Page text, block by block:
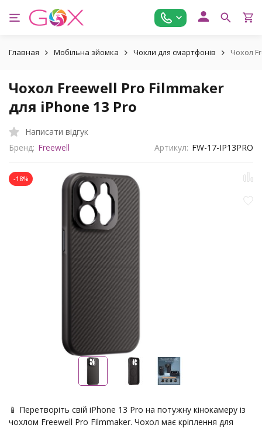
Главная Мобільна зйомка Чохли для смартфонів Чохол
Чохол Freewell Pro Filmmaker
для iPhone 13 Pro
Написати відгук
Бренд: Freewell Артикул: FW-17-IP13PRO
-18%
📱 Перетворіть свій iPhone 13 Pro на потужну кінокамеру із
чохлом Freewell Pro Filmmaker. Чохол має кріплення для